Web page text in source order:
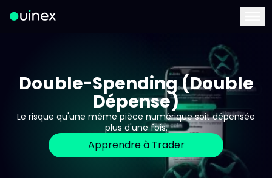
Ceci est le logo et, si vous cliquez dessus, vous serez
Double-Spending (Double
Dépense)
Le risque qu'une même pièce numérique soit dépensée
plus d'une fois.
Apprendre à Trader